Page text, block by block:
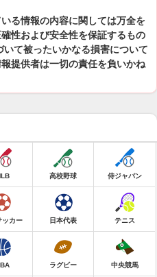
る情報の内容に関しては万全を
性および安全性を保証するもの
て被ったいかなる損害について
提供者は一切の責任を負いかね
高校野球 侍ジャパン
ッカー 日本代表 テニス
ラグビー 中央競馬